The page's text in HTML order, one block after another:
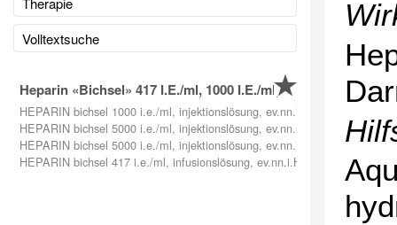
Volltextsuche
Heparin «Bichsel» 417 I.E./ml, 1000 I.E./ml, 5000 I.E./ml,
HEPARIN bichsel 1000 i.e./ml, injektionslösung, ev.nn.i.H. [B]
HEPARIN bichsel 5000 i.e./ml, injektionslösung, ev.nn.i.H. [B]
HEPARIN bichsel 5000 i.e./ml, injektionslösung, ev.nn.i.H. [B]
HEPARIN bichsel 417 i.e./ml, infusionslösung, ev.nn.i.H. [B]